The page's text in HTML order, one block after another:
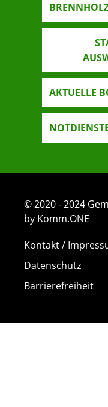
AKTUELLE
© 2020 - 2024
by Komm.ONE
Kontakt /
Datenschutz
Barrierefreiheit